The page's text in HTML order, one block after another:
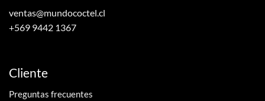
ventas@mundococtel.cl
+569 9442 1367
Cliente
Preguntas frecuentes